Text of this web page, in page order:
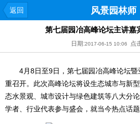
返回 风景园林师
第七届园冶高峰论坛主讲嘉
日期:2017-06-15 10:06 点
4月8日至9日，第七届园冶高峰论坛暨
重召开。此次高峰论坛将设生态城市与新
态水景观、城市设计与绿色建筑等八大分
学者、行业代表参与盛会，就当今热点话题